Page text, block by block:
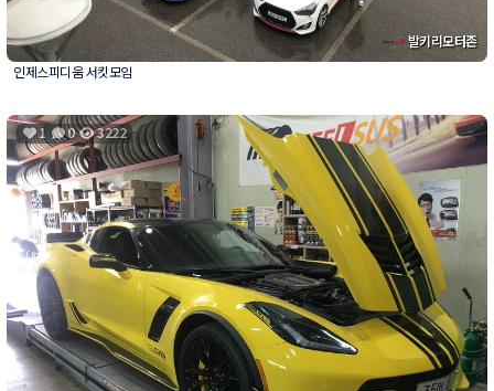
발키리모터존
인제스피디움 서킷모임
1 0 3222